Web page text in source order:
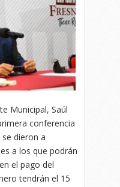
Municipal, Saúl
conferencia
dieron a
a los que podrán
el pago del
tendrán el 15